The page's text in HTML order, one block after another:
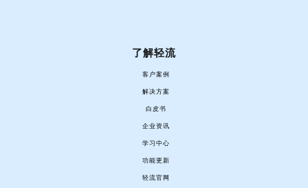
了解轻流
客户案例
解决方案
白皮书
企业资讯
学习中心
功能更新
轻流官网